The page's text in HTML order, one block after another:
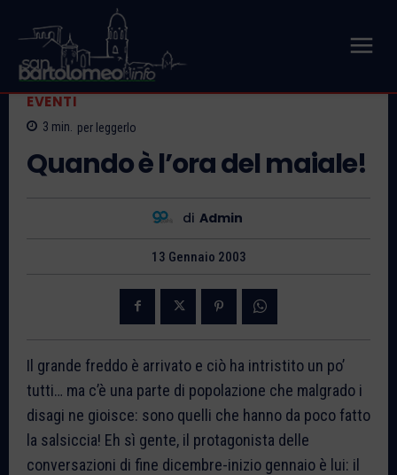
EVENTI
3 min. per leggerlo
Quando è l’ora del maiale!
di Admin
13 Gennaio 2003
Il grande freddo è arrivato e ciò ha intristito un po’
tutti… ma c’è una parte di popolazione che malgrado i
disagi ne gioisce: sono quelli che hanno da poco fatto
la salsiccia! Eh sì gente, il protagonista delle
conversazioni di fine dicembre-inizio gennaio è lui: il